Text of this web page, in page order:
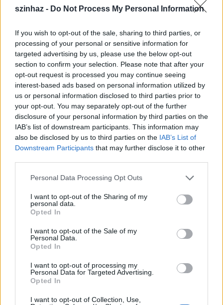
szinhaz - Do Not Process My Personal Information
If you wish to opt-out of the sale, sharing to third parties, or
processing of your personal or sensitive information for
targeted advertising by us, please use the below opt-out
section to confirm your selection. Please note that after your
opt-out request is processed you may continue seeing
interest-based ads based on personal information utilized by
us or personal information disclosed to third parties prior to
your opt-out. You may separately opt-out of the further
disclosure of your personal information by third parties on the
IAB’s list of downstream participants. This information may
also be disclosed by us to third parties on the IAB’s List of
Downstream Participants that may further disclose it to other
Please note that this website/app uses one or more Google
not limited to your visit or usage behaviour. You may click to
grant or deny consent to Google and its third-party tags to
use your data for below specified purposes in below Google
consent section.
Personal Data Processing Opt Outs
I want to opt-out of the Sharing of my
personal data.
Opted In
I want to opt-out of the Sale of my
Personal Data.
Opted In
I want to opt-out of processing my
Personal Data for Targeted Advertising.
Opted In
I want to opt-out of Collection, Use,
Solt Róbert, fotó: Borovi Dániel
-
Te milyen dramaturg szeretnél lenni?
- Olyan, akinek rengeteg munkája van(nevet)
Sokféle dolog érdekel a színházon és a
dramaturgságon belül is. Nekünk két
szakdolgozatot kellett írnunk, egy elméletit és egy
gyakorlatit. Az utóbbi nálam Tennessee Williams
egyik, magyarul még nem olvasható és be nem
mutatott darabjának fordítása – tehát szeretek
fordítani. Vagy legalábbis szeretnék. Egy fordításom
egyébként már felolvasószínházi formában
bemutatásra került idén májusban: Sarah Gancher,
Williams dráma fordítása is egy nagy iskola volt,
osztályfőnökömnek (és ebben témavezetőmnek),
Upor Lászlónak köszönhetően is. Mondhatni, az
mesterkurzust” az elmúlt öt év szintén bőséges
tanulságai és (meg)tanulnivalói után.
És miből írtad az elméleti szakdolgozatot?
- Az Lehár Ferenc kilenc nem játszott operettjének
dramaturgiai és műfajtörténeti elemzése.